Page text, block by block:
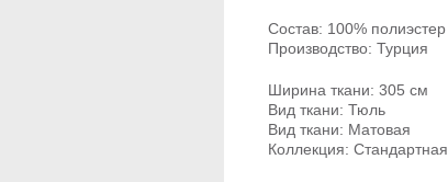
Состав: 100% полиэстер
Производство: Турция
Ширина ткани: 305 см
Вид ткани: Тюль
Вид ткани: Матовая
Коллекция: Стандартная